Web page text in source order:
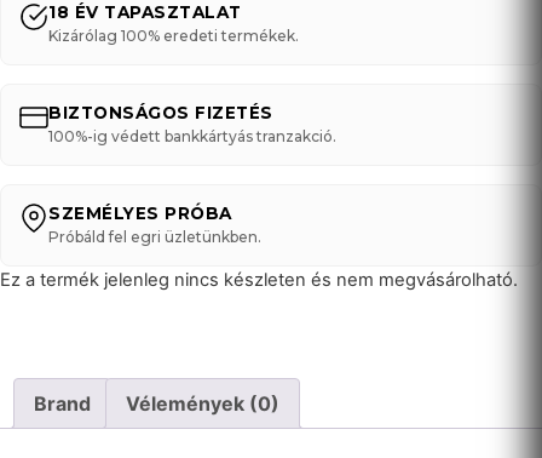
18 ÉV TAPASZTALAT
Kizárólag 100% eredeti termékek.
BIZTONSÁGOS FIZETÉS
100%-ig védett bankkártyás tranzakció.
SZEMÉLYES PRÓBA
Próbáld fel egri üzletünkben.
Ez a termék jelenleg nincs készleten és nem megvásárolható.
Brand Vélemények (0)